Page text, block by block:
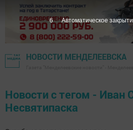
НОВОСТИ МЕНДЕЛЕЕВСКА
Новости с тегом - Иван
Несвятипаска
6 Автоматическое